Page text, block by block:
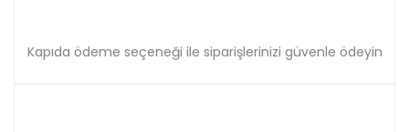
Kapıda ödeme seçeneği ile siparişlerinizi güvenle ödeyin